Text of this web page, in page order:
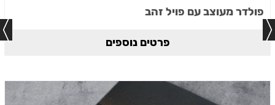
פולדר מעוצב עם פויל זהב
פרטים נוספים